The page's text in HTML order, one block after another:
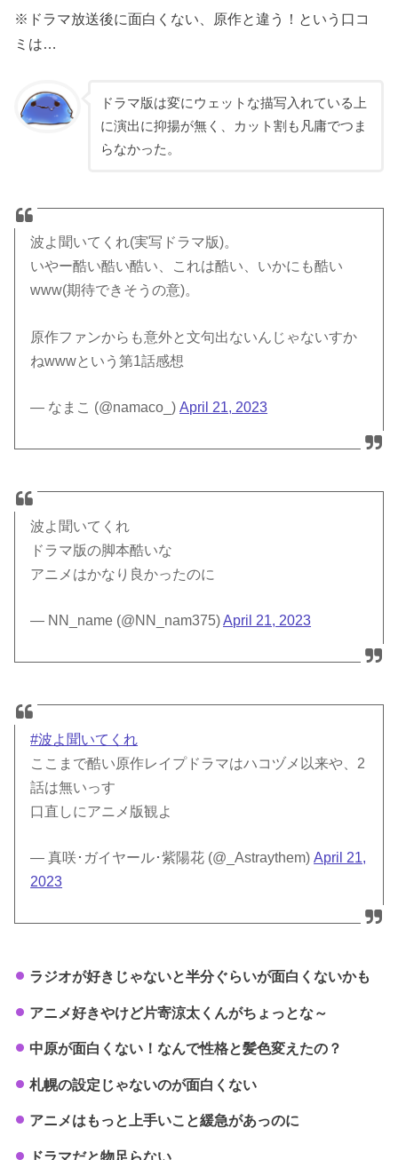
※ドラマ放送後に面白くない、原作と違う！という口コ
ミは…
ドラマ版は変にウェットな描写入れている上
に演出に抑揚が無く、カット割も凡庸でつま
らなかった。
波よ聞いてくれ(実写ドラマ版)。
いやー酷い酷い酷い、これは酷い、いかにも酷い
www(期待できそうの意)。
原作ファンからも意外と文句出ないんじゃないすか
ねwwwという第1話感想
— なまこ (@namaco_)April 21, 2023
波よ聞いてくれ
ドラマ版の脚本酷いな
アニメはかなり良かったのに
— NN_name (@NN_nam375)April 21, 2023
#波よ聞いてくれ
ここまで酷い原作レイプドラマはハコヅメ以来や、2
話は無いっす
口直しにアニメ版観よ
— 真咲･ガイヤール･紫陽花 (@_Astraythem)April 21,
2023
ラジオが好きじゃないと半分ぐらいが面白くないかも
アニメ好きやけど片寄涼太くんがちょっとな～
中原が面白くない！なんで性格と髪色変えたの？
札幌の設定じゃないのが面白くない
アニメはもっと上手いこと緩急があっのに
ドラマだと物足らない